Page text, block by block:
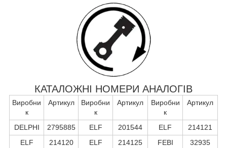
КАТАЛОЖНІ НОМЕРИ АНАЛОГІВ
Виробни
к
Артикул
Виробни
к
Артикул
Виробни
к
Артикул
DELPHI 2795885 ELF 201544 ELF
214121
ELF
214120 ELF 214125
FEBI
32935